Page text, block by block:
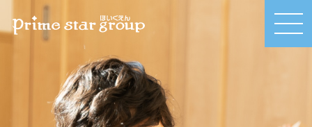
MEN
U